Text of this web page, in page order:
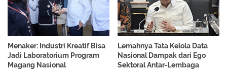
Menaker: Industri Kreatif Bisa
Jadi Laboratorium Program
Magang Nasional
Lemahnya Tata Kelola Data
Nasional Dampak dari Ego
Sektoral Antar-Lembaga